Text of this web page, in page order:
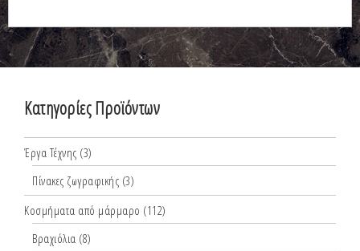
Κατηγορίες Προϊόντων
Έργα Τέχνης (3)
Πίνακες ζωγραφικής (3)
Κοσμήματα από μάρμαρο (112)
Βραχιόλια (8)